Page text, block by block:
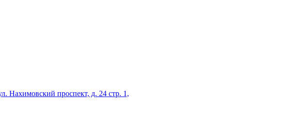
Нахимовский проспект, д. 24 стр. 1,